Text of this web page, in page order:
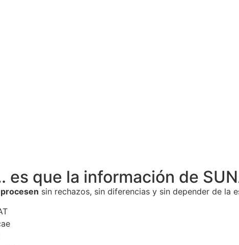
es que la información de
sin rechazos, sin diferencias y sin depender de la